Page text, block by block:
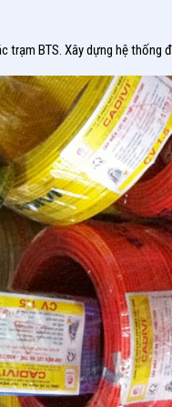
BTS. Xây dựng hệ